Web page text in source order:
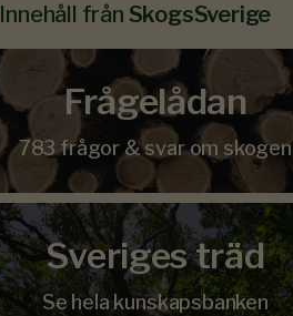
Innehåll från SkogsSverige
Frågelådan
783 frågor & svar om skogen
Sveriges träd
Se hela kunskapsbanken